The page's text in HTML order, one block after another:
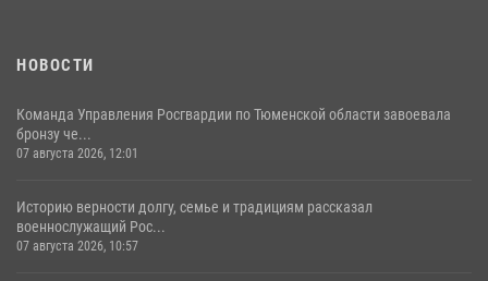
НОВОСТИ
Команда Управления Росгвардии по Тюменской области завоевала
бронзу че...
07 августа 2026, 12:01
Историю верности долгу, семье и традициям рассказал
военнослужащий Рос...
07 августа 2026, 10:57